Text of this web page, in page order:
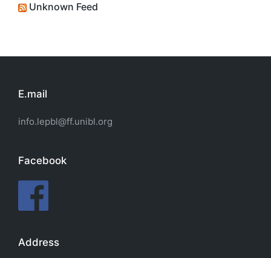
Unknown Feed
E.mail
info.lepbl@ff.unibl.org
Facebook
Address